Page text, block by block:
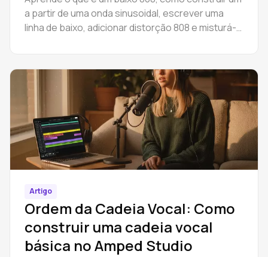
a partir de uma onda sinusoidal, escrever uma
linha de baixo, adicionar distorção 808 e misturá-
Artigo
Ordem da Cadeia Vocal: Como
construir uma cadeia vocal
básica no Amped Studio